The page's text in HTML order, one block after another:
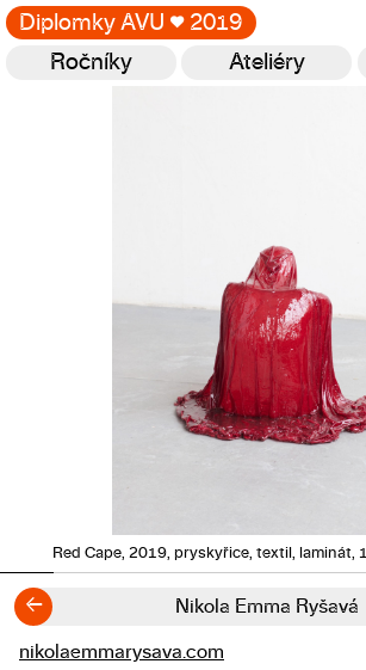
Diplomky AVU ♥ 2019
Ročníky
Ateliéry
Nikola Emma Ryšavá
←
Red Cape, 2019, pryskyřice, textil, laminát,
Odkazy
nikolaemmarysava.com